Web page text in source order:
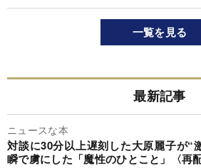
一覧を見る
最新記事
ニュースな本
対談に30分以上遅刻した大原麗子が“
瞬で虜にした「魔性のひとこと」〈再配